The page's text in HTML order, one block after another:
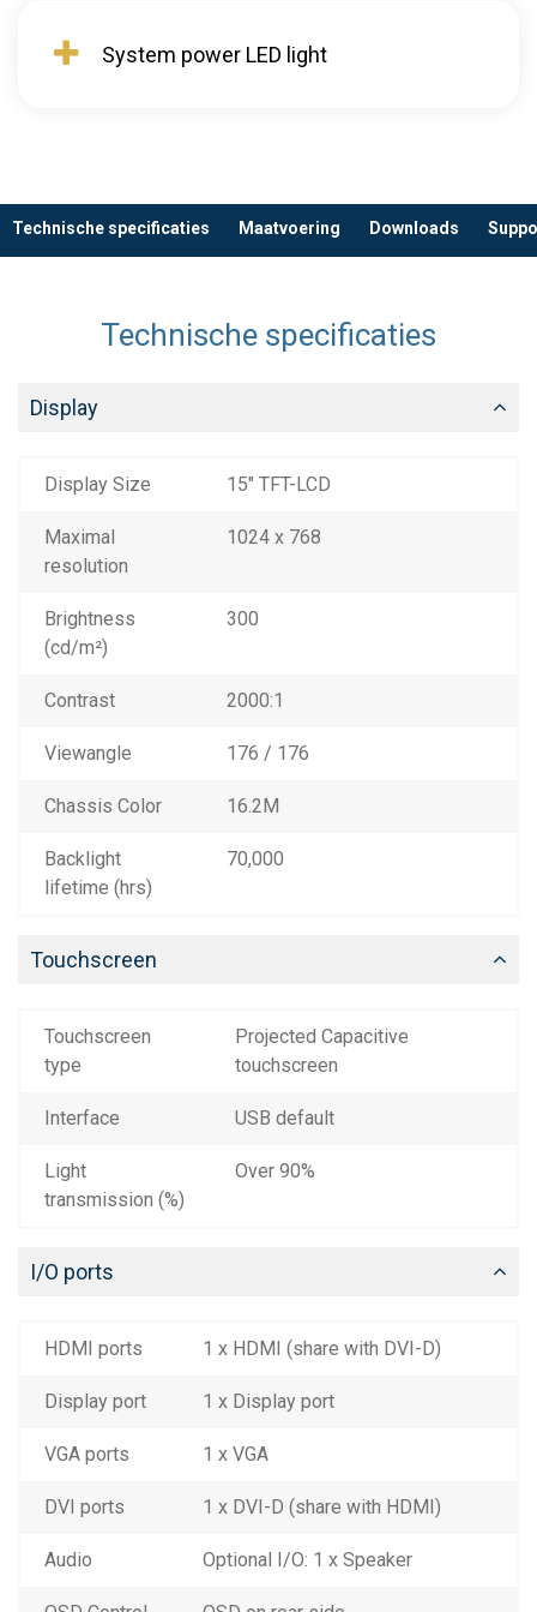
System power LED light
Technische specificaties Maatvoering Downloads
Technische specificaties
Display
Display Size 15" TFT-LCD
Maximal
resolution
1024 x 768
Brightness
(cd/m²)
300
Contrast 2000:1
Viewangle 176 / 176
Chassis Color 16.2M
Backlight
lifetime (hrs)
70,000
Touchscreen
Touchscreen
type
Projected Capacitive
touchscreen
Interface USB default
Light
transmission (%)
Over 90%
I/O ports
HDMI ports 1 x HDMI (share with DVI-D)
Display port 1 x Display port
VGA ports 1 x VGA
DVI ports 1 x DVI-D (share with HDMI)
Audio Optional I/O: 1 x Speaker